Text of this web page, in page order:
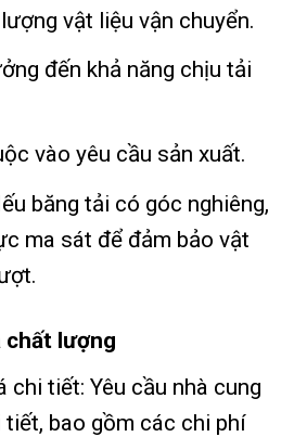
vật liệu vận chuyển.
đến khả năng chịu tải
vào yêu cầu sản xuất.
băng tải có góc nghiêng,
ma sát để đảm bảo vật
chất lượng
chi tiết: Yêu cầu nhà cung
tiết, bao gồm các chi phí